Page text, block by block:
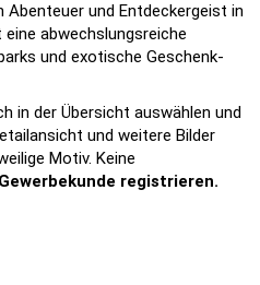
und Entdeckergeist in
abwechslungsreiche
und exotische Geschenk-
in der Übersicht auswählen und
und weitere Bilder
Motiv. Keine
registrieren.